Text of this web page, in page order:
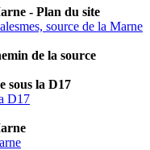
- Plan du site
source de la Marne
de la source
sous la D17
D17